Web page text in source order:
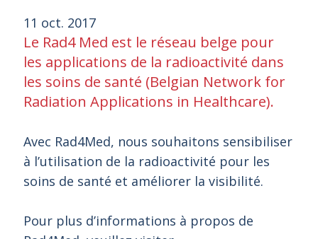
11 oct. 2017
Le Rad4 Med est le réseau belge pour
les applications de la radioactivité dans
les soins de santé (Belgian Network for
Radiation Applications in Healthcare).
Avec Rad4Med, nous souhaitons sensibiliser
à l’utilisation de la radioactivité pour les
soins de santé et améliorer la visibilité.
Pour plus d’informations à propos de